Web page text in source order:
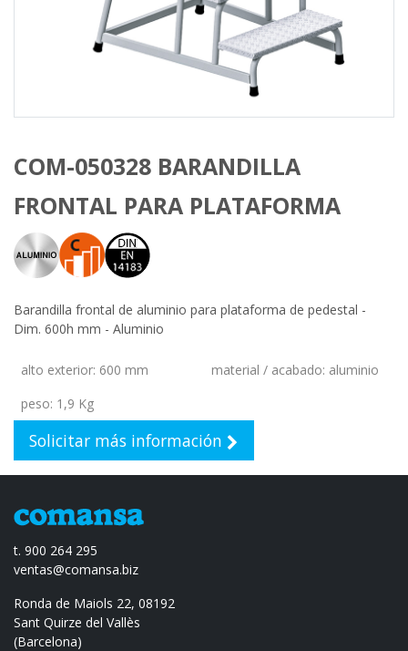
COM-050328 BARANDILLA
FRONTAL PARA PLATAFORMA
Barandilla frontal de aluminio para plataforma de pedestal -
Dim. 600h mm - Aluminio
alto exterior: 600 mm material / acabado: aluminio
peso: 1,9 Kg
Solicitar más información
t. 900 264 295
ventas@comansa.biz
Ronda de Maiols 22, 08192
Sant Quirze del Vallès
(Barcelona)